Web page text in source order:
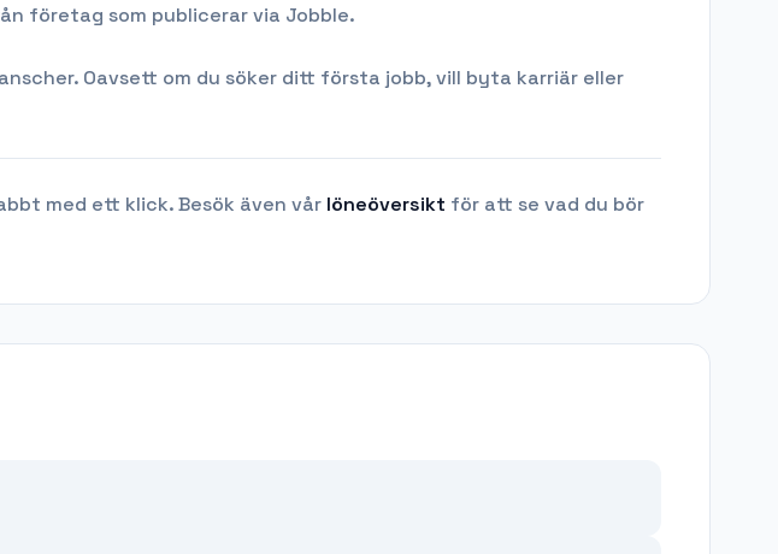
företag som publicerar via Jobble.
Oavsett om du söker ditt första jobb, vill byta karriär eller
med ett klick. Besök även vår löneöversikt för att se vad du bör